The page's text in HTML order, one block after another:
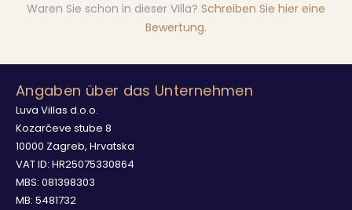
Waren Sie schon in dieser Villa? Schreiben Sie hier eine
Bewertung.
Angaben über das Unternehmen
Luva Villas d.o.o.
Kozarčeve stube 8
10000 Zagreb, Hrvatska
VAT ID: HR25075330864
MBS: 081398303
MB: 5481732